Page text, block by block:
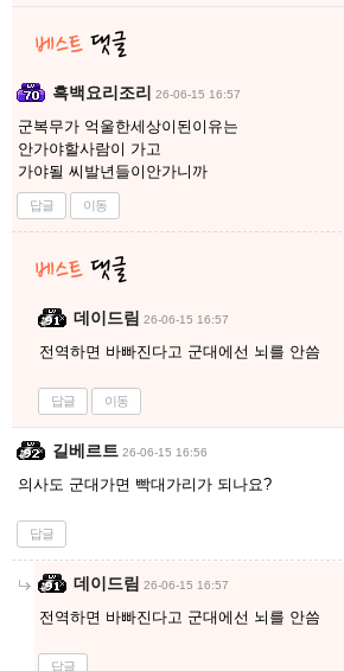
흑백요리조리 26-06-15 16:57
군복무가 억울한세상이된이유는
안가야할사람이 가고
가야될 씨발년들이안가니까
답글 이동
데이드림 26-06-15 16:57
전역하면 바빠진다고 군대에선 뇌를 안씀
답글 이동
길베르트 26-06-15 16:56
의사도 군대가면 빡대가리가 되나요?
답글
데이드림 26-06-15 16:57
전역하면 바빠진다고 군대에선 뇌를 안씀
답글